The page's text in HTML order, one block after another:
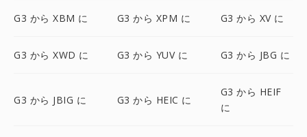
G3 から XBM に G3 から XPM に G3 から XV に
G3 から XWD に G3 から YUV に G3 から JBG に
G3 から JBIG に G3 から HEIC に
G3 から HEIF
に